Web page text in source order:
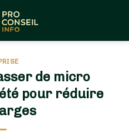
de micro
pour réduire